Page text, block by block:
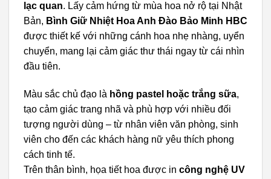
lạc quan. Lấy cảm hứng từ mùa hoa nở rộ tại Nhật
Bản, Bình Giữ Nhiệt Hoa Anh Đào Bảo Minh HBC
được thiết kế với những cánh hoa nhẹ nhàng, uyển
chuyển, mang lại cảm giác thư thái ngay từ cái nhìn
đầu tiên.
Màu sắc chủ đạo là hồng pastel hoặc trắng sữa,
tạo cảm giác trang nhã và phù hợp với nhiều đối
tượng người dùng – từ nhân viên văn phòng, sinh
viên cho đến các khách hàng nữ yêu thích phong
cách tinh tế.
Trên thân bình, họa tiết hoa được in công nghệ UV